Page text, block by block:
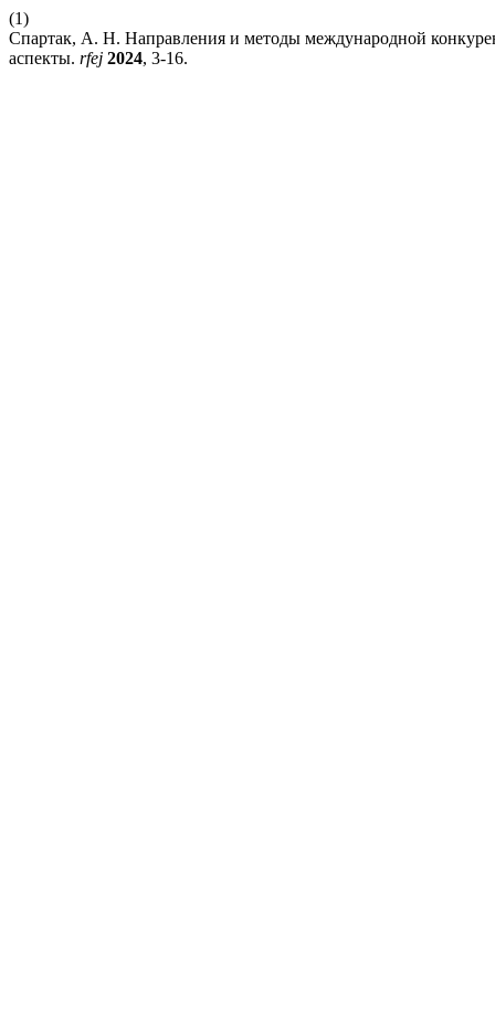
(1)
Спартак, А. Н. Направления и методы международной
аспекты. rfej 2024, 3-16.